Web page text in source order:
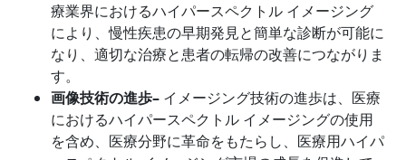
療業界におけるハイパースペクトル イメージング
により、慢性疾患の早期発見と簡単な診断が可能に
なり、適切な治療と患者の転帰の改善につながりま
す。
画像技術の進歩– イメージング技術の進歩は、医療
におけるハイパースペクトル イメージングの使用
を含め、医療分野に革命をもたらし、医療用ハイパ